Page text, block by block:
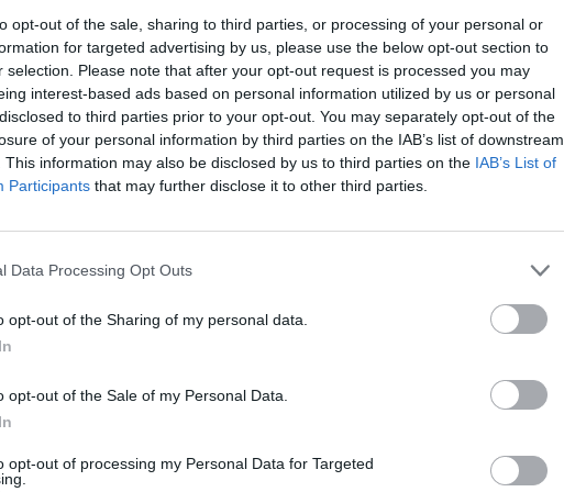
opt-out of the sale, sharing to third parties, or processing of your personal or
for targeted advertising by us, please use the below opt-out section to
selection. Please note that after your opt-out request is processed you may
interest-based ads based on personal information utilized by us or personal
to third parties prior to your opt-out. You may separately opt-out of the
of your personal information by third parties on the IAB’s list of downstream
This information may also be disclosed by us to third parties on the IAB’s List of
Participants that may further disclose it to other third parties.
Data Processing Opt Outs
opt-out of the Sharing of my personal data.
opt-out of the Sale of my Personal Data.
opt-out of processing my Personal Data for Targeted
a postřehy. Tím, že zde publikujete svůj příspěvek, se ale zároveň
porušení si redakce vyhrazuje právo smazat diskusní příspěvěk